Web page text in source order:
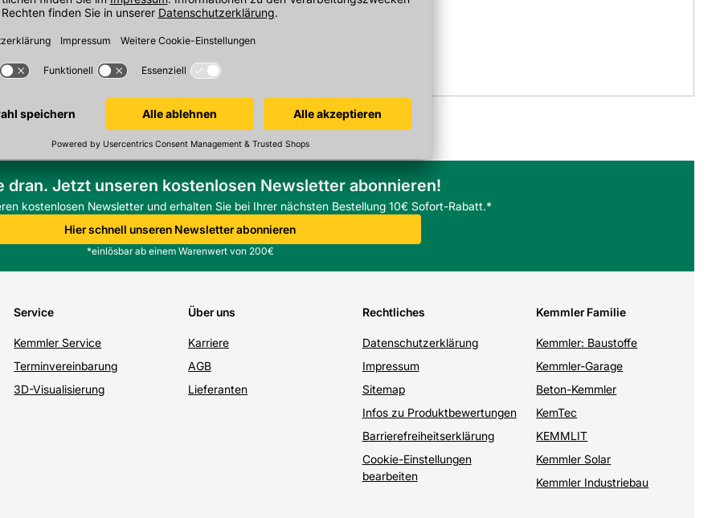
XPS (Extrudiertes Polystyrol)
dran. Jetzt unseren kostenlosen Newsletter abonnieren!
kostenlosen Newsletter und erhalten Sie bei Ihrer nächsten Bestellung 10€ Sofort-Rabatt.*
Hier schnell unseren Newsletter abonnieren
*einlösbar ab einem Warenwert von 200€
Service
Kemmler Service
Terminvereinbarung
3D-Visualisierung
Über uns
Karriere
AGB
Lieferanten
Rechtliches
Datenschutzerklärung
Impressum
Sitemap
Infos zu Produktbewertungen
Barrierefreiheitserklärung
Cookie-Einstellungen
bearbeiten
Kemmler Familie
Kemmler: Baustoffe
Kemmler-Garage
Beton-Kemmler
KemTec
KEMMLIT
Kemmler Solar
Kemmler Industriebau